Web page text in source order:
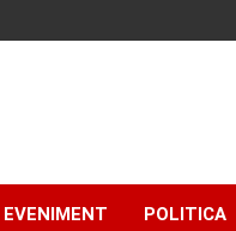
EVENIMENT POLITICA